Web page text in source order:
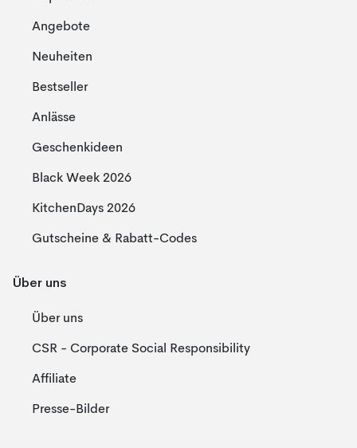
Angebote
Neuheiten
Bestseller
Anlässe
Geschenkideen
Black Week 2026
KitchenDays 2026
Gutscheine & Rabatt-Codes
Über uns
Über uns
CSR - Corporate Social Responsibility
Affiliate
Presse-Bilder